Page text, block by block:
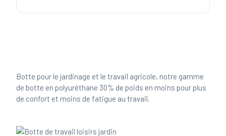
Botte pour le jardinage et le travail agricole, notre gamme
de botte en polyuréthane 30% de poids en moins pour plus
de confort et moins de fatigue au travail.